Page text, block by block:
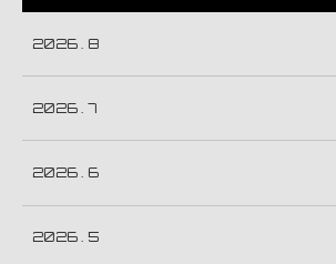
2026 . 8
2026 . 7
2026 . 6
2026 . 5